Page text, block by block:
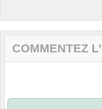
COMMENTEZ